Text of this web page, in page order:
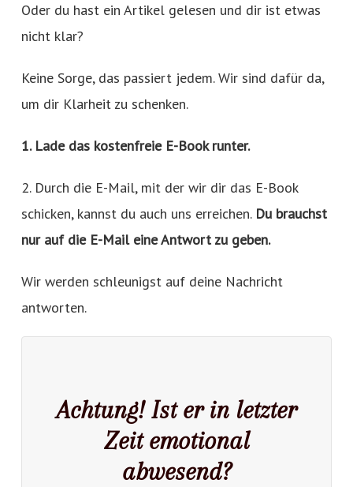
Oder du hast ein Artikel gelesen und dir ist etwas
nicht klar?
Keine Sorge, das passiert jedem. Wir sind dafür da,
um dir Klarheit zu schenken.
1. Lade das kostenfreie E-Book runter.
2. Durch die E-Mail, mit der wir dir das E-Book
schicken, kannst du auch uns erreichen. Du brauchst
nur auf die E-Mail eine Antwort zu geben.
Wir werden schleunigst auf deine Nachricht
antworten.
Achtung!Ist er in letzter
Zeit emotional
abwesend?